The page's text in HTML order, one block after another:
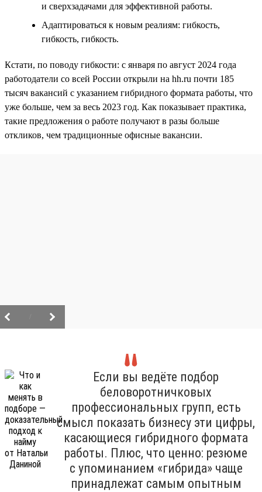
и сверхзадачами для эффективной работы.
Адаптироваться к новым реалиям: гибкость,
гибкость, гибкость.
Кстати, по поводу гибкости: с января по август 2024 года
работодатели со всей России открыли на hh.ru почти 185
тысяч вакансий с указанием гибридного формата работы, что
уже больше, чем за весь 2023 год. Как показывает практика,
такие предложения о работе получают в разы больше
откликов, чем традиционные офисные вакансии.
Если вы ведёте подбор
беловоротничковых
профессиональных групп, есть
смысл показать бизнесу эти цифры,
касающиеся гибридного формата
работы. Плюс, что ценно: резюме
с упоминанием «гибрида» чаще
принадлежат самым опытным